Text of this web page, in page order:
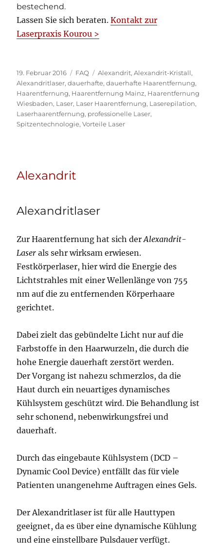
bestechend.
Lassen Sie sich beraten.Kontakt zur
Laserpraxis Kourou >
Veröffentlicht
am
19. Februar 2016 Kategorien
FAQ Schlagwörter
Alexandrit,Alexandrit-Kristall,
Alexandritlaser,dauerhafte,dauerhafte Haarentfernung,
Haarentfernung, Haarentfernung Mainz, Haarentfernung
Wiesbaden, Laser, Laser Haarentfernung, Laserepilation,
Laserhaarentfernung, professionelle Laser,
Spitzentechnologie,Vorteile Laser
Alexandrit
Alexandritlaser
Zur Haarentfernung hat sich derAlexandrit-
Laser als sehr wirksam erwiesen.
Festkörperlaser, hier wird die Energie des
Lichtstrahles mit einer Wellenlänge von 755
nm auf die zu entfernenden Körperhaare
gerichtet.
Dabei zielt das gebündelte Licht nur auf die
Farbstoffe in den Haarwurzeln, die durch die
hohe Energie dauerhaft zerstört werden.
Der Vorgang ist nahezu schmerzlos, da die
Haut durch ein neuartiges dynamisches
Kühlsystem geschützt wird. Die Be­handlung ist
sehr schonend, nebenwirkungsfrei und
dauerhaft.
Durch das eingebaute Kühlsystem (DCD –
Dynamic Cool Device) entfällt das für viele
Patienten unangenehme Auftragen eines Gels.
Der Alexandritlaser ist für alle Hauttypen
geeignet, da es über eine dynamische Kühlung
und eine einstellbare Pulsdauer verfügt.